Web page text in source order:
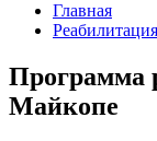
Главная
Программа
Майкопе